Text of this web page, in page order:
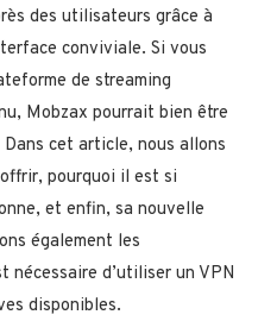
des utilisateurs grâce à
conviviale. Si vous
de streaming
Mobzax pourrait bien être
cet article, nous allons
pourquoi il est si
et enfin, sa nouvelle
également les
nécessaire d’utiliser un VPN
disponibles.